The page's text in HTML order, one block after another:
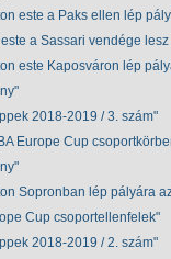
este a Paks ellen lép
a Sassari vendége lesz
este Kaposváron lép
2018-2019 / 3. szám
Europe Cup
Sopronban lép pályára
Cup csoportellenfelek
2018-2019 / 2. szám